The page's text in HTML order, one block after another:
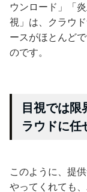
ウンロード」「
視」は、クラウ
ースがほとんど
のです。
目視では限
ラウドに任
このように、提
やってくれても